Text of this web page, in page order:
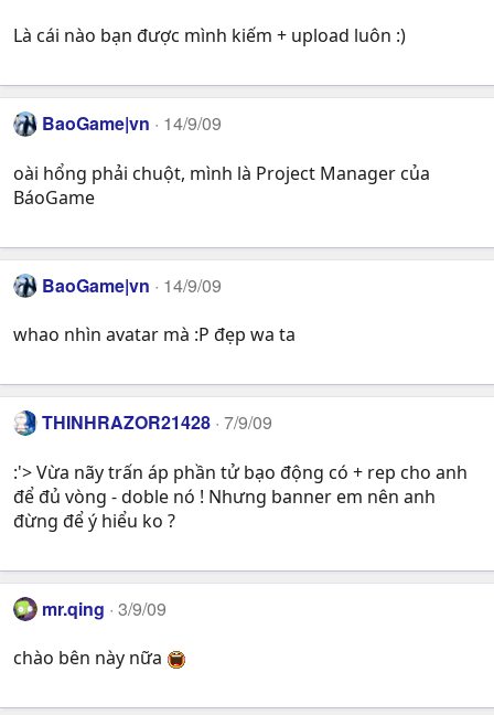
Là cái nào bạn được mình kiếm + upload luôn :)
BaoGame|vn 14/9/09
oài hổng phải chuột, mình là Project Manager của
BáoGame
BaoGame|vn 14/9/09
whao nhìn avatar mà :P đẹp wa ta
THINHRAZOR21428 7/9/09
:'> Vừa nãy trấn áp phần tử bạo động có + rep cho anh
để đủ vòng - doble nó ! Nhưng banner em nên anh
đừng để ý hiểu ko ?
mr.qing 3/9/09
chào bên này nữa